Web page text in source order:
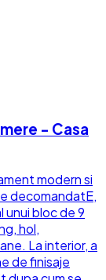
- Casa
modern si
decomandatE,
unui bloc de 9
hol,
La interior, a
de finisaje